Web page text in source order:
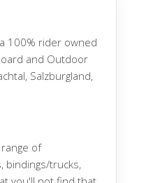
100% rider owned
and Outdoor
Salzburgland,
of
bindings/trucks,